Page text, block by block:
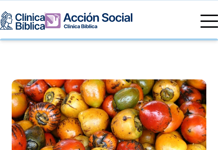
Nuestras especialidades
Centros de Excelencia
Servicios Generales
Servicios 24/7
Mi Vida
Información
Información para el Paciente
Sobre nosotros